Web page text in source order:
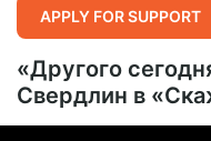
APPLY FOR SUPPORT
«Другого
Свердлин в